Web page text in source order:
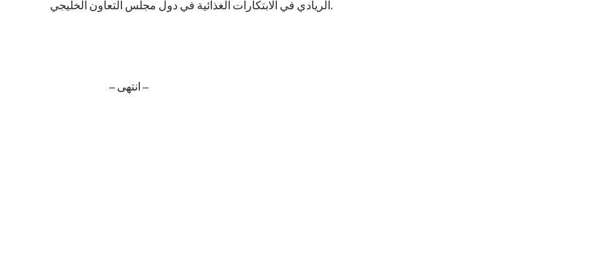
الريادي في الابتكارات الغذائية في دول مجلس التعاون الخليجي.
– انتهى –